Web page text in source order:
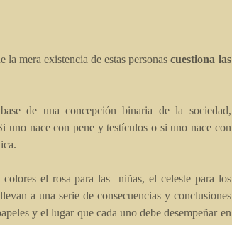
la mera existencia de estas personascuestiona las
de una concepción binaria de la sociedad,
uno nace con pene y testículos o si uno nace con
el rosa para las niñas, el celeste para los
a una serie de consecuencias y conclusiones
y el lugar que cada uno debe desempeñar en